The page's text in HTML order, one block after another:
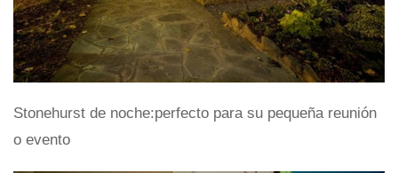
Stonehurst de noche:perfecto para su pequeña reunión
o evento